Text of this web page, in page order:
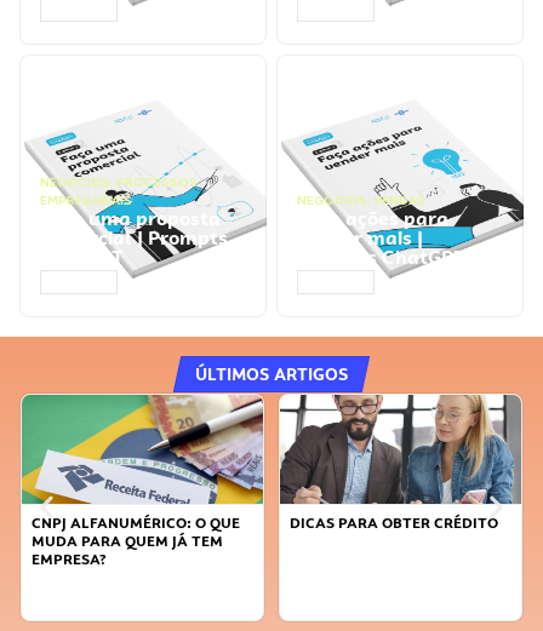
NEGÓCIOS, PROCESSOS
EMPRESARIAIS
Faça uma proposta
comercial | Prompts
ChatGPT
NEGÓCIOS, VENDAS
Faça ações para
vender mais |
Prompts ChatGPT
ÚLTIMOS ARTIGOS
DICAS PARA OBTER CRÉDITO
FAÇA A DIFERENÇA: SEJA